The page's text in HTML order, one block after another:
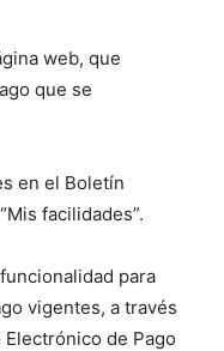
web, que
que se
en el Boletín
facilidades”.
para
vigentes, a través
de Pago